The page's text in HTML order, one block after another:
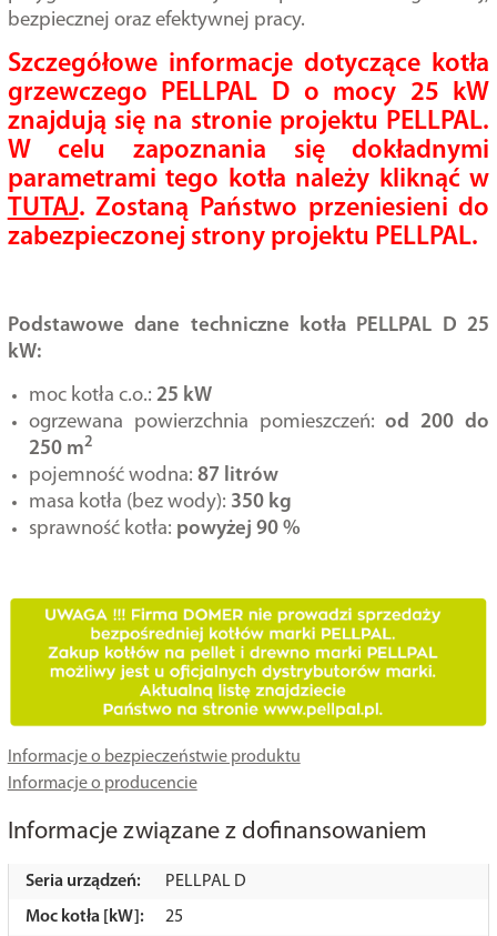
bezpiecznej oraz efektywnej pracy.
Szczegółowe informacje dotyczące kotła
grzewczego PELLPAL D o mocy 25 kW
znajdują się na stronie projektu PELLPAL.
W celu zapoznania się dokładnymi
parametrami tego kotła należy kliknąć w
TUTAJ. Zostaną Państwo przeniesieni do
zabezpieczonej strony projektu PELLPAL.
Podstawowe dane techniczne kotła PELLPAL D 25
kW:
moc kotła c.o.: 25 kW
ogrzewana powierzchnia pomieszczeń:od 200 do
250 m2
pojemność wodna: 87 litrów
masa kotła (bez wody): 350 kg
sprawność kotła: powyżej 90 %
Informacje o bezpieczeństwie produktu
Informacje o producencie
Informacje związane z dofinansowaniem
Seria urządzeń:
PELLPAL D
Moc kotła [kW]:
25